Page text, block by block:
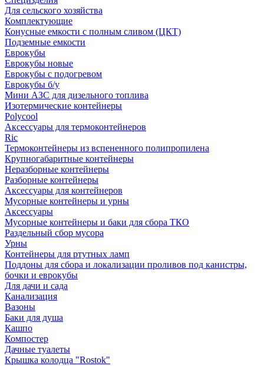
Для сельского хозяйства
Комплектующие
Конусные емкости с полным сливом (ЦКТ)
Подземные емкости
Еврокубы
Еврокубы новые
Еврокубы с подогревом
Еврокубы б/у
Мини АЗС для дизельного топлива
Изотермические контейнеры
Polycool
Аксессуары для термоконтейнеров
Ric
Термоконтейнеры из вспененного полипропилена
Крупногабаритные контейнеры
Неразборные контейнеры
Разборные контейнеры
Аксессуары для контейнеров
Мусорные контейнеры и урны
Аксессуары
Мусорные контейнеры и баки для сбора ТКО
Раздельный сбор мусора
Урны
Контейнеры для ртутных ламп
Поддоны для сбора и локализации проливов под канистры,
бочки и еврокубы
Для дачи и сада
Канализация
Вазоны
Баки для душа
Кашпо
Компостер
Дачные туалеты
Крышка колодца "Rostok"